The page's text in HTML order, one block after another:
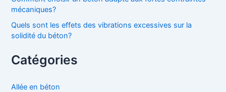
mécaniques?
Quels sont les effets des vibrations excessives sur la
solidité du béton?
Catégories
Allée en béton